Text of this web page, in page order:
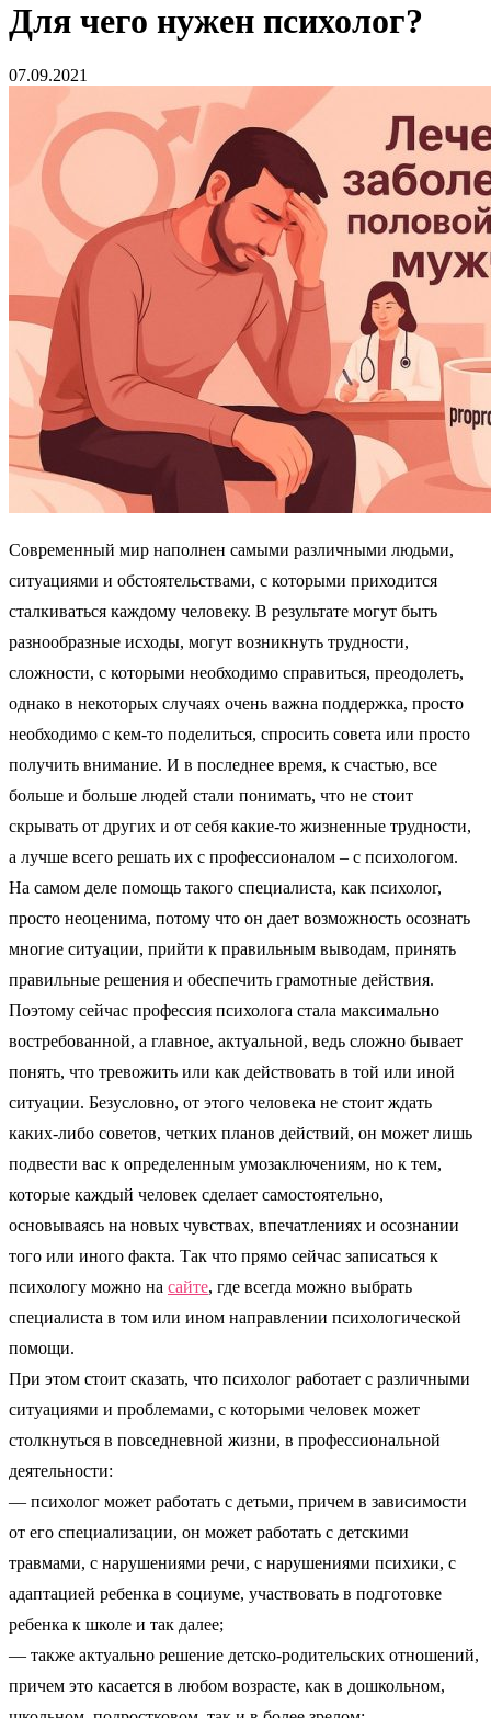
Для чего нужен психолог?
07.09.2021
Современный мир наполнен самыми различными людьми,
ситуациями и обстоятельствами, с которыми приходится
сталкиваться каждому человеку. В результате могут быть
разнообразные исходы, могут возникнуть трудности,
сложности, с которыми необходимо справиться, преодолеть,
однако в некоторых случаях очень важна поддержка, просто
необходимо с кем-то поделиться, спросить совета или просто
получить внимание. И в последнее время, к счастью, все
больше и больше людей стали понимать, что не стоит
скрывать от других и от себя какие-то жизненные трудности,
а лучше всего решать их с профессионалом – с психологом.
На самом деле помощь такого специалиста, как психолог,
просто неоценима, потому что он дает возможность осознать
многие ситуации, прийти к правильным выводам, принять
правильные решения и обеспечить грамотные действия.
Поэтому сейчас профессия психолога стала максимально
востребованной, а главное, актуальной, ведь сложно бывает
понять, что тревожить или как действовать в той или иной
ситуации. Безусловно, от этого человека не стоит ждать
каких-либо советов, четких планов действий, он может лишь
подвести вас к определенным умозаключениям, но к тем,
которые каждый человек сделает самостоятельно,
основываясь на новых чувствах, впечатлениях и осознании
того или иного факта. Так что прямо сейчас записаться к
психологу можно на сайте, где всегда можно выбрать
специалиста в том или ином направлении психологической
помощи.
При этом стоит сказать, что психолог работает с различными
ситуациями и проблемами, с которыми человек может
столкнуться в повседневной жизни, в профессиональной
деятельности:
— психолог может работать с детьми, причем в зависимости
от его специализации, он может работать с детскими
травмами, с нарушениями речи, с нарушениями психики, с
адаптацией ребенка в социуме, участвовать в подготовке
ребенка к школе и так далее;
— также актуально решение детско-родительских отношений,
причем это касается в любом возрасте, как в дошкольном,